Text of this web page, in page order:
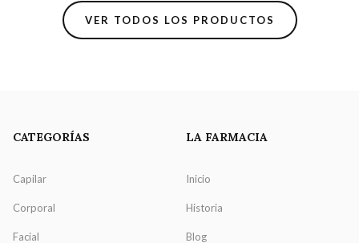
VER TODOS LOS PRODUCTOS
CATEGORÍAS
Capilar
Corporal
Facial
LA FARMACIA
Inicio
Historia
Blog